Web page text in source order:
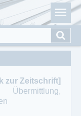
Portal für
eBooks
zur Zeitschrift]